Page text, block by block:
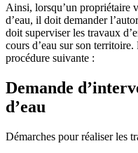
Ainsi, lorsqu’un propriétaire
d’eau, il doit demander
doit superviser les travaux
cours d’eau sur son
procédure suivante :
Demande
d’eau
Démarches pour réaliser les